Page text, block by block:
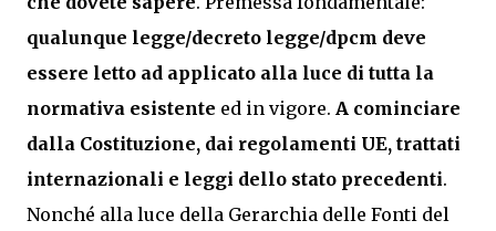
qualunque legge/decreto legge/dpcm deve
essere letto ad applicato alla luce di tutta la
normativa esistente ed in vigore. A cominciare
dalla Costituzione, dai regolamenti UE, trattati
internazionali e leggi dello stato precedenti.
Nonché alla luce della Gerarchia delle Fonti del